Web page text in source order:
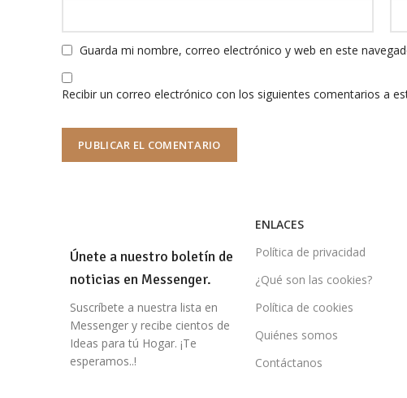
Guarda mi nombre, correo electrónico y web en este
Recibir un correo electrónico con los siguientes comentarios a
Únete a nuestro boletín de
noticias en Messenger.
Suscríbete a nuestra lista en
Messenger y recibe cientos de
Ideas para tú Hogar. ¡Te
esperamos..!
ENLACES
Política de privacidad
¿Qué son las cookies?
Política de cookies
Quiénes somos
Contáctanos